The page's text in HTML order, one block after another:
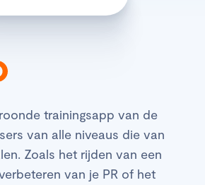
trainingsapp van de
van alle niveaus die van
Zoals het rijden van een
van je PR of het